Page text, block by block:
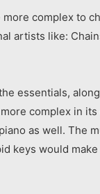
complex to
artists like:
the essentials,
complex in
as well. The
keys would